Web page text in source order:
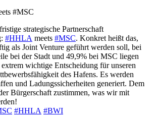
strategische Partnerschaft
#HHLA meets #MSC. Konkret heißt das,
als Joint Venture geführt werden soll, bei
bei der Stadt und 49,9% bei MSC liegen
wichtige Entscheidung für unseren
des Hafens. Es werden
und Ladungssicherheiten generiert. Dem
Bürgerschaft zustimmen, was wir mit
#HHLA #BWI